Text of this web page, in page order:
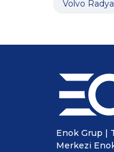
Volvo
Enok Grup |
Merkezi